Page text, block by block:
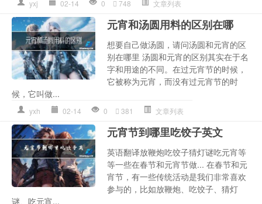
yxj 02-14 0 748 文章列表
元宵和汤圆用料的区别在哪
想要自己做汤圆，请问汤圆和元宵的区
别在哪里 汤圆和元宵的区别其实在于名
字和用途的不同。在过元宵节的时候，
它被称为元宵，而没有过元宵节的时
候，它叫做...
yxh 02-14 0 381 文章列表
元宵节到哪里吃饺子英文
英语翻译放鞭炮吃饺子猜灯谜吃元宵等
等一些在春节和元宵节做... 在春节和元
宵节，有一些传统活动是我们非常喜欢
参与的，比如放鞭炮、吃饺子、猜灯
谜、吃元宵...